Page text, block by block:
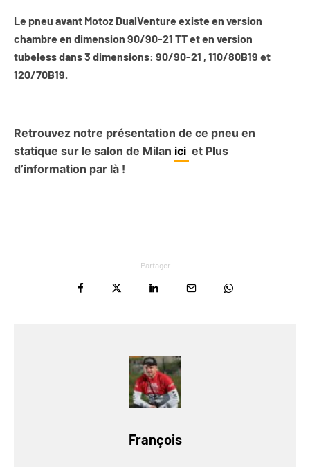
Le pneu avant Motoz DualVenture existe en version
chambre en dimension 90/90-21 TT et en version
tubeless dans 3 dimensions: 90/90-21 , 110/80B19 et
120/70B19.
Retrouvez notre présentation de ce pneu en
statique sur le salon de Milan ici et Plus
d’information par là !
Partager
François